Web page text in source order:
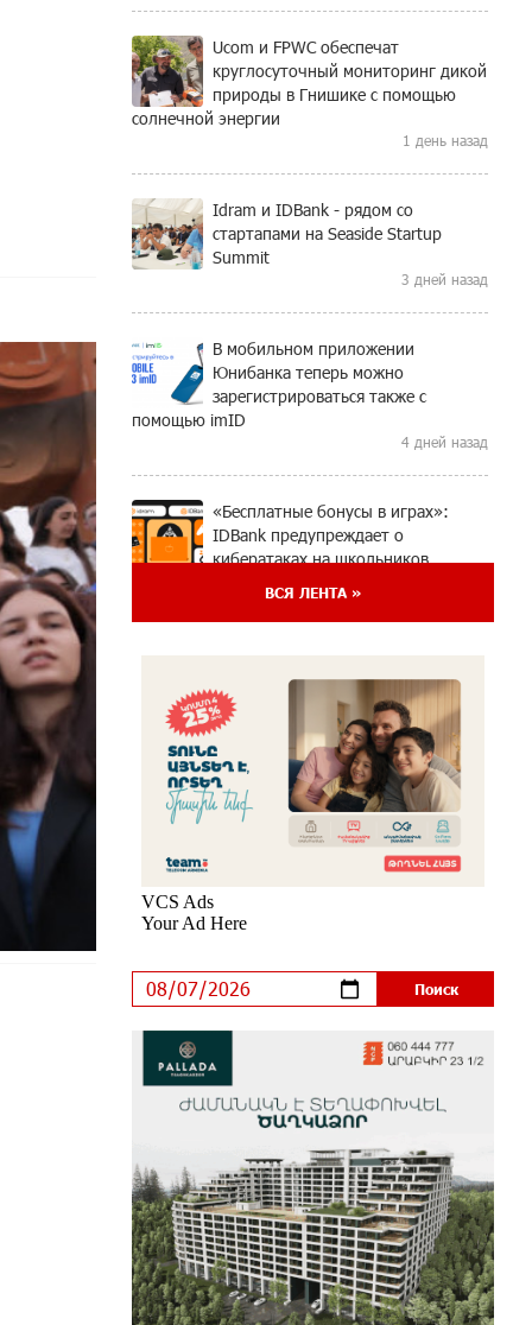
Ucom и FPWC обеспечат
круглосуточный мониторинг дикой
природы в Гнишике с помощью
солнечной энергии
1 день назад
Idram и IDBank - рядом со
стартапами на Seaside Startup
Summit
3 дней назад
В мобильном приложении
Юнибанка теперь можно
зарегистрироваться также с
помощью imID
4 дней назад
«Бесплатные бонусы в играх»:
IDBank предупреждает о
кибератаках на школьников
поймёт и рядовой армянин, но
будет уже поздно
7 дней назад
Если Израиль использует тему
Геноцида армян против Эрдогана,
то что для него значит сам
ВТБ (Армения): вклад
«Стабильный» — до 10% годовых
приложении
8 дней назад
Startup Summit: IDBank представил
инновационное решение
8 дней назад
Состоялось открытие Khachaturian
Rooftop при поддержке IDBank
ВСЯ ЛЕНТА »